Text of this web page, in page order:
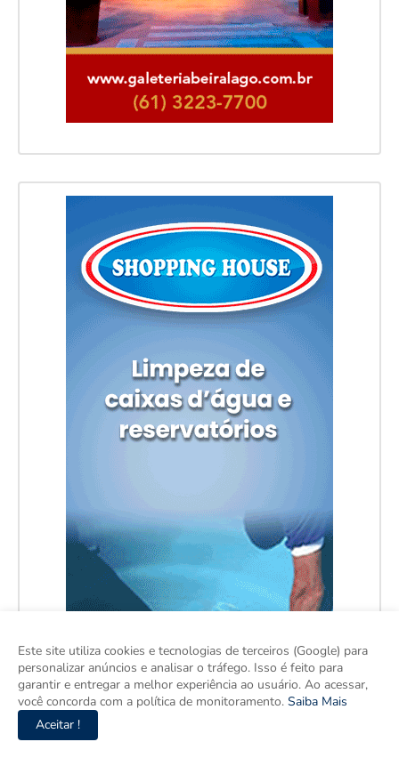
Este site utiliza cookies e tecnologias de terceiros (Google) para
personalizar anúncios e analisar o tráfego. Isso é feito para
garantir e entregar a melhor experiência ao usuário. Ao acessar,
você concorda com a política de monitoramento. Saiba Mais
Aceitar !